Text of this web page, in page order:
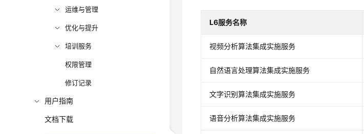
运维与管理
优化与提升
培训服务
权限管理
修订记录
用户指南
文档下载
L6服务名称
视频分析算法集成实施服务
自然语言处理算法集成实施服务
文字识别算法集成实施服务
语音分析算法集成实施服务